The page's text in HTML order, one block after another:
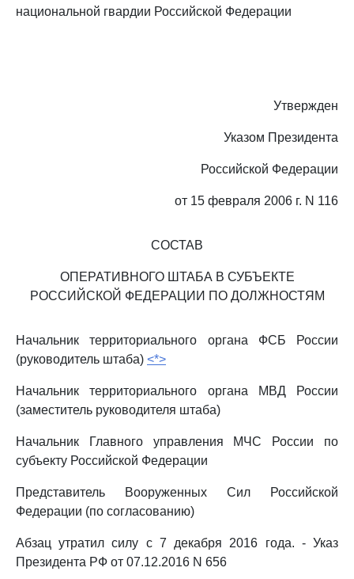
национальной гвардии Российской Федерации
Утвержден
Указом Президента
Российской Федерации
от 15 февраля 2006 г. N 116
СОСТАВ
ОПЕРАТИВНОГО ШТАБА В СУБЪЕКТЕ
РОССИЙСКОЙ ФЕДЕРАЦИИ ПО ДОЛЖНОСТЯМ
Начальник территориального органа ФСБ России
(руководитель штаба) <*>
Начальник территориального органа МВД России
(заместитель руководителя штаба)
Начальник Главного управления МЧС России по
субъекту Российской Федерации
Представитель Вооруженных Сил Российской
Федерации (по согласованию)
Абзац утратил силу с 7 декабря 2016 года. - Указ
Президента РФ от 07.12.2016 N 656